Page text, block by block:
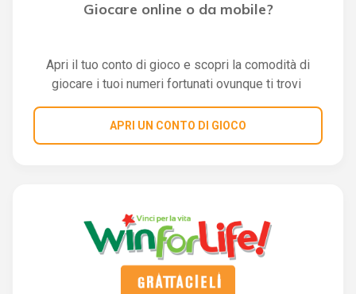
Giocare online o da mobile?
Apri il tuo conto di gioco e scopri la comodità di
giocare i tuoi numeri fortunati ovunque ti trovi
APRI UN CONTO DI GIOCO